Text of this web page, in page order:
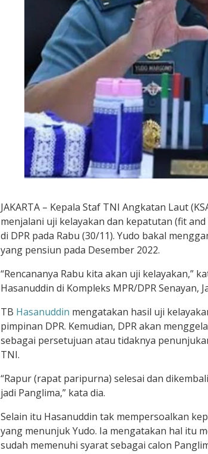
JAKARTA – Kepala Staf TNI Angkatan Laut
menjalani uji kelayakan dan kepatutan (fit
di DPR pada Rabu (30/11). Yudo bakal
yang pensiun pada Desember 2022.
“Rencananya Rabu kita akan uji kelayakan,”
Hasanuddin di Kompleks MPR/DPR Senayan,
TB Hasanuddin mengatakan hasil uji
pimpinan DPR. Kemudian, DPR akan
sebagai persetujuan atau tidaknya
TNI.
“Rapur (rapat paripurna) selesai dan
jadi Panglima,” kata dia.
Selain itu Hasanuddin tak mempersoalkan
yang menunjuk Yudo. Ia mengatakan hal itu
sudah memenuhi syarat sebagai calon